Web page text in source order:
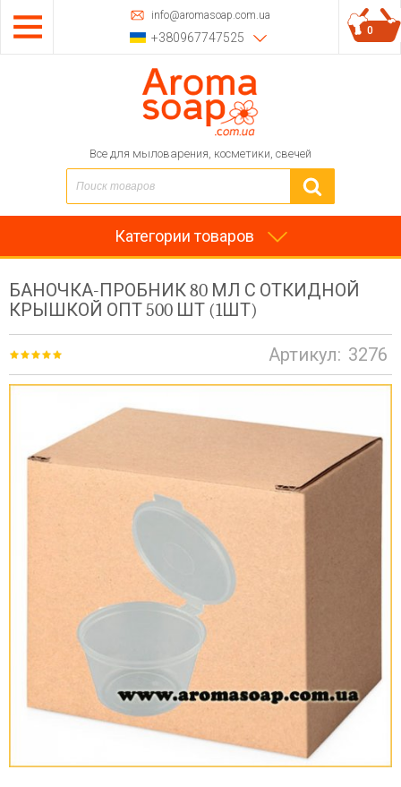
info@aromasoap.com.ua
+380967747525
Все для мыловарения, косметики, свечей
0
Категории товаров
БАНОЧКА-ПРОБНИК 80 МЛ С ОТКИДНОЙ
КРЫШКОЙ ОПТ 500 ШТ (1ШТ)
Артикул: 3276